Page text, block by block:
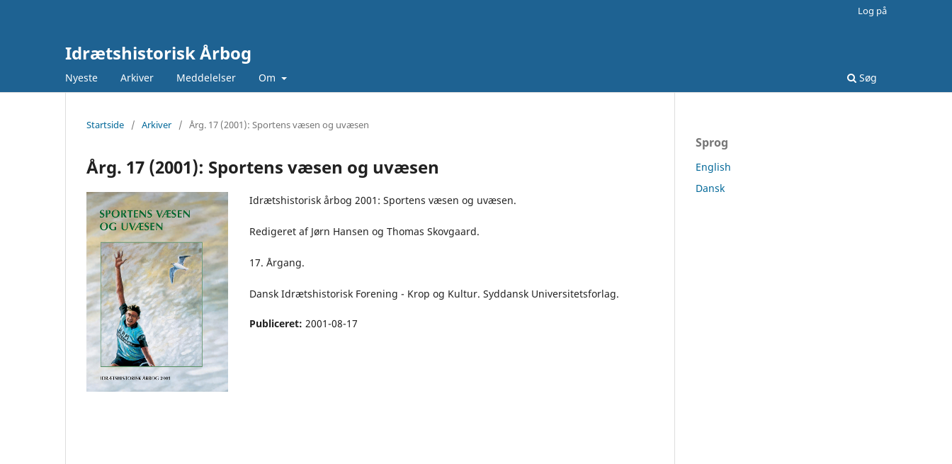
Idrætshistorisk Årbog
Nyeste Arkiver Meddelelser Om Søg
Log på
Startside / Arkiver / Årg. 17 (2001): Sportens væsen og uvæsen
Årg. 17 (2001): Sportens væsen og uvæsen
Idrætshistorisk årbog 2001: Sportens væsen og uvæsen.
Redigeret af Jørn Hansen og Thomas Skovgaard.
17. Årgang.
Dansk Idrætshistorisk Forening - Krop og Kultur. Syddansk Universitetsforlag.
Publiceret: 2001-08-17
Sprog
English
Dansk